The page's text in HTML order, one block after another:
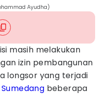
Ayudha)
masih melakukan
izin pembangunan
longsor yang terjadi
Sumedang beberapa